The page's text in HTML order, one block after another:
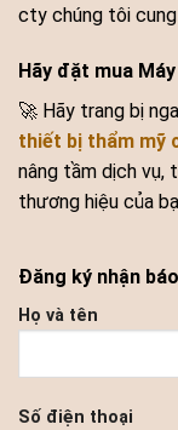
cty chúng tôi
Hãy đặt mua
🚀 Hãy trang bị
thiết bị thẩm mỹ
nâng tầm dịch vụ,
thương hiệu của
Đăng ký nhận
Họ và tên
Số điện thoại